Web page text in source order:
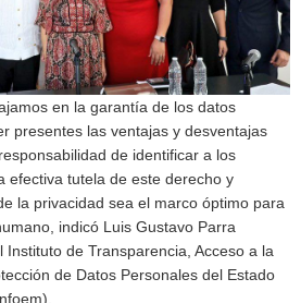
en la garantía de los datos
presentes las ventajas y desventajas
de identificar a los
efectiva tutela de este derecho y
la privacidad sea el marco óptimo para
indicó Luis Gustavo Parra
Instituto de Transparencia, Acceso a la
de Datos Personales del Estado